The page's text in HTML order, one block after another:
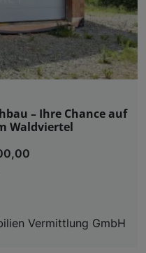
– Ihre Chance auf
Waldviertel
Vermittlung GmbH